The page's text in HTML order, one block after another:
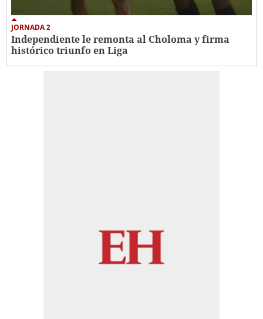
JORNADA 2
Independiente le remonta al Choloma y firma
histórico triunfo en Liga